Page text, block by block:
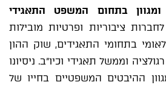
ומגוון בתחום המשפט התאגידי
ציבוריות ופרטיות מובילות
בתחומי התאגידים, שוק ההון
וממשל תאגידי וכיו"ב. ניסיונו
ההיבטים המשפטיים בחייו של